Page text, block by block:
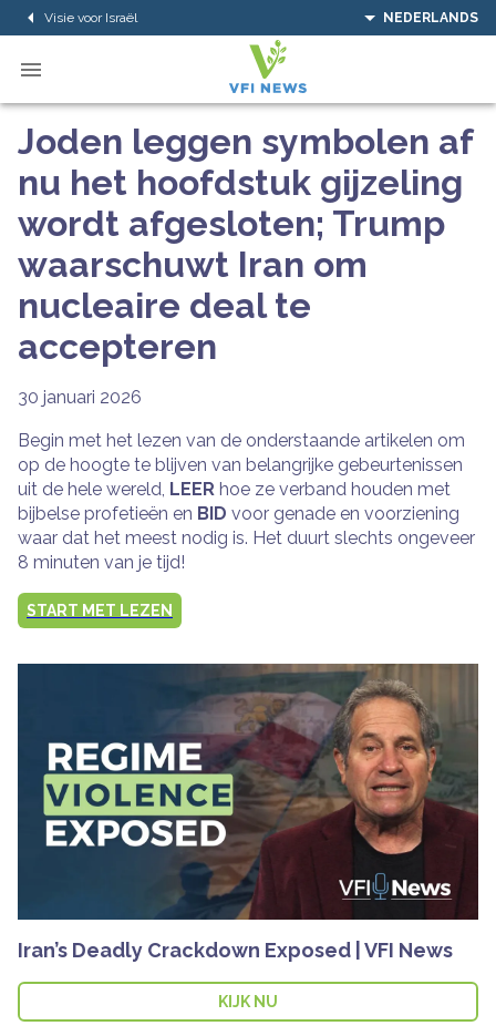
Visie voor Israël NEDERLANDS
Joden leggen symbolen af
nu het hoofdstuk gijzeling
wordt afgesloten; Trump
waarschuwt Iran om
nucleaire deal te
accepteren
30 januari 2026
Begin met het lezen van de onderstaande artikelen om
op de hoogte te blijven van belangrijke gebeurtenissen
uit de hele wereld, LEER hoe ze verband houden met
bijbelse profetieën en BID voor genade en voorziening
waar dat het meest nodig is. Het duurt slechts ongeveer
8 minuten van je tijd!
START MET LEZEN
Iran’s Deadly Crackdown Exposed | VFI News
KIJK NU